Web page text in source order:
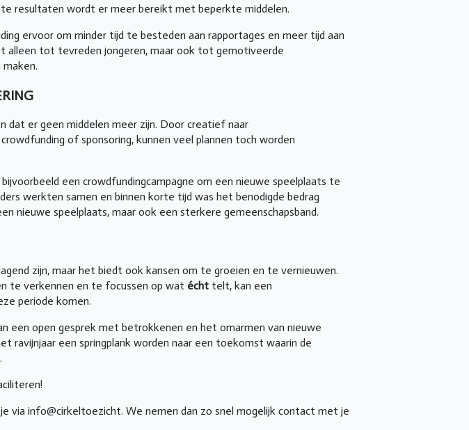
resultaten wordt er meer bereikt met beperkte middelen.
ervoor om minder tijd te besteden aan rapportages en meer tijd aan
alleen tot tevreden jongeren, maar ook tot gemotiveerde
dat er geen middelen meer zijn. Door creatief naar
of sponsoring, kunnen veel plannen toch worden
een crowdfundingcampagne om een nieuwe speelplaats te
werkten samen en binnen korte tijd was het benodigde bedrag
nieuwe speelplaats, maar ook een sterkere gemeenschapsband.
zijn, maar het biedt ook kansen om te groeien en te vernieuwen.
te verkennen en te focussen op wat écht telt, kan een
periode komen.
een open gesprek met betrokkenen en het omarmen van nieuwe
ravijnjaar een springplank worden naar een toekomst waarin de
via info@cirkeltoezicht. We nemen dan zo snel mogelijk contact met je